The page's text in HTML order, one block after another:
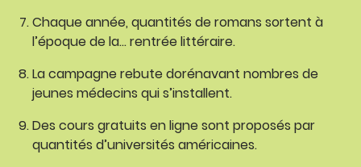
Chaque année, quantités de romans sortent à
l’époque de la… rentrée littéraire.
La campagne rebute dorénavant nombres de
jeunes médecins qui s’installent.
Des cours gratuits en ligne sont proposés par
quantités d’universités américaines.